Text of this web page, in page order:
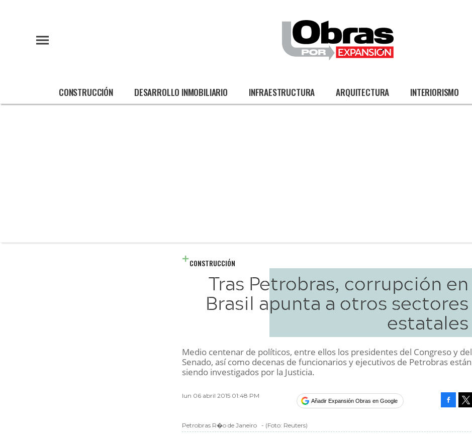
CONSTRUCCIÓN DESARROLLO INMOBILIARIO INFRAESTRUCTURA ARQUITECTURA INTERIORISMO
CONSTRUCCIÓN
Tras Petrobras, corrupción en
Brasil apunta a otros sectores
estatales
Medio centenar de políticos, entre ellos los presidentes del Congreso y del
Senado, así como decenas de funcionarios y ejecutivos de Petrobras están
siendo investigados por la Justicia.
lun 06 abril 2015 01:48 PM
Añadir Expansión Obras en Google
Petrobras R�o de Janeiro - (Foto: Reuters)